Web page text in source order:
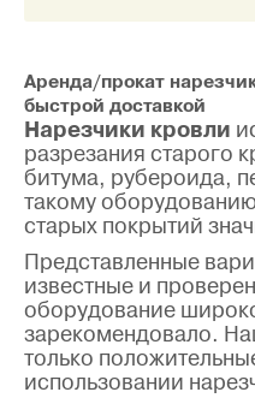
Аренда/прокат
быстрой доставкой
Нарезчики кровли
разрезания старого
битума, рубероида,
такому
старых покрытий
Представленные
известные и
оборудование
зарекомендовало.
только
использовании